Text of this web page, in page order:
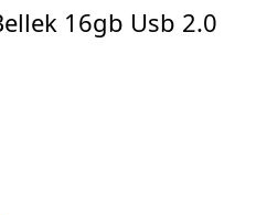
16gb Usb 2.0